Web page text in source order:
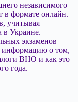
независимого
в формате онлайн.
учитывая
в Украине.
экзаменов
информацию о том,
ВНО и как это
года.